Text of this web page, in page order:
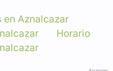
en Aznalcazar
Horario